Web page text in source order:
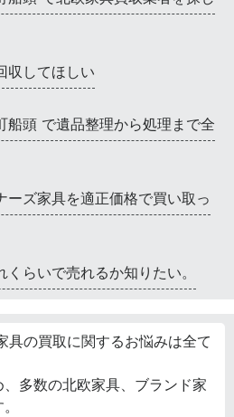
収してほしい
船頭 で遺品整理から処理まで全
ーズ家具を適正価格で買い取っ
らいで売れるか知りたい。
具の買取に関するお悩みは全て
多数の北欧家具、ブランド家